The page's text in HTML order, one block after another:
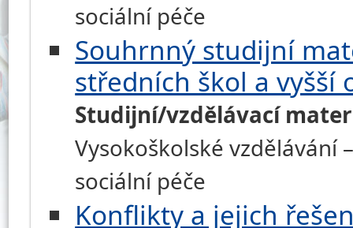
sociální péče
Souhrnný studijní
středních škol a vyšší
Studijní/vzdělávací
Vysokoškolské vzdělávání
sociální péče
Konflikty a jejich